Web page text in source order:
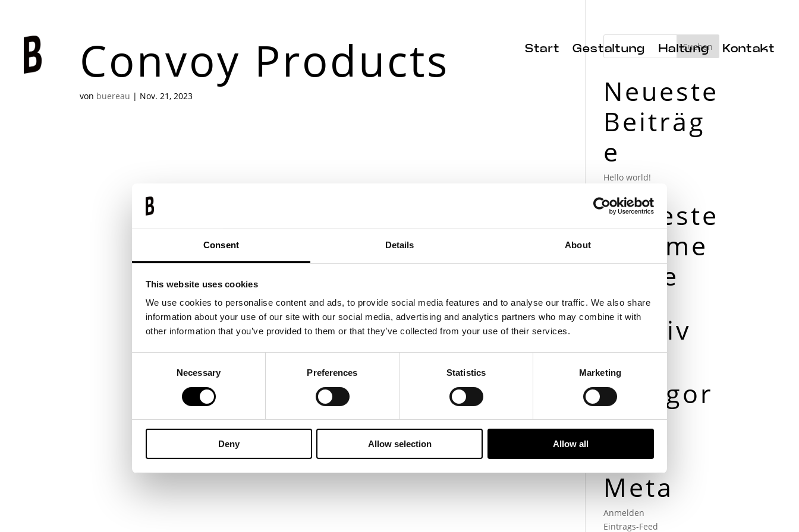
Consent Details About
This website uses cookies
We use cookies to personalise content and ads, to provide social media features and to analyse our traffic. We also share
information about your use of our site with our social media, advertising and analytics partners who may combine it with
other information that you’ve provided to them or that they’ve collected from your use of their services.
Necessary Preferences Statistics Marketing
Deny Allow selection Allow all
Start Gestaltung Haltung Kontakt
Convoy Products
von buereau | Nov. 21, 2023
CONVOY PRODUCTS
Corporate Design
Online-Shop konzentriert sich auf Transportlösungen
wie Aufbauten (Classic Boxen und EVO Boxen) und
Anhänger (Bike Trailer in verschiedenen Ausführungen)
für Cargobikes. Ein modernes Unternhemen für
alternative Mobilität im neuen Design.
CORPORATE DESIGN
LOGO
Neueste
Beiträg
e
Hello world!
Neueste
Komme
ntare
Archiv
Mai 2016
Kategor
ien
Meta
Anmelden
Eintrags-Feed